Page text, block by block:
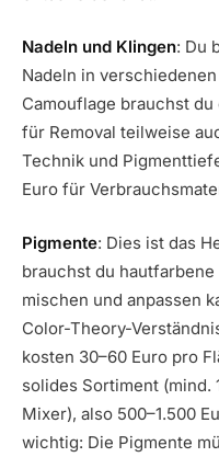
Nadeln und Klingen: Du
Nadeln in
Camouflage brauchst
für Removal teilweise
Technik und
Euro für
Pigmente: Dies ist das
brauchst du
mischen und anpassen
Color-Theory-
kosten 30–60 Euro pro
solides Sortiment (mind.
Mixer), also 500–1.500
wichtig: Die Pigmente